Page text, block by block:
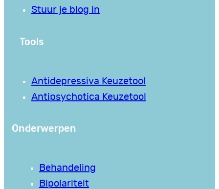
Stuur je blog in
Tools
Antidepressiva Keuzetool
Antipsychotica Keuzetool
Onderwerpen
Behandeling
Bipolariteit